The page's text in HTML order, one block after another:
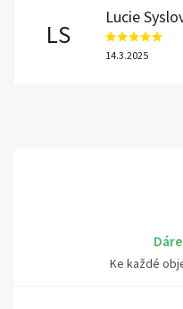
Ke každé
LS
Lucie
14.3.2025